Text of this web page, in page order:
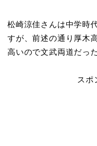
松崎涼佳さんは中学時
すが、前述の通り厚木
高いので文武両道だっ
スポ